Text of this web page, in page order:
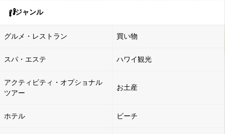
ジャンル
グルメ・レストラン 買い物
スパ・エステ ハワイ観光
アクティビティ・オプショナル
ツアー
お土産
ホテル ビーチ